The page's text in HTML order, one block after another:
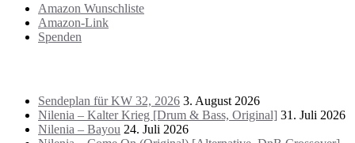
Amazon Wunschliste
Amazon-Link
Spenden
Sendeplan für KW 32, 2026 3. August 2026
Nilenia – Kalter Krieg [Drum & Bass, Original] 31. Juli 2026
Nilenia – Bayou 24. Juli 2026